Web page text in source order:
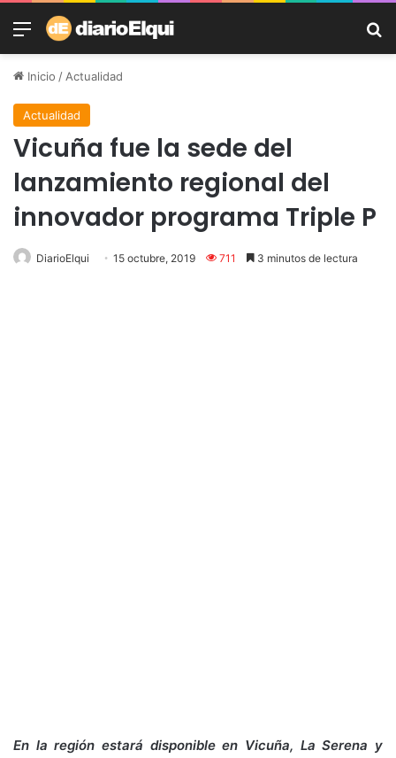
Menú
Inicio /Actualidad
Actualidad
Vicuña fue la sede del
lanzamiento regional del
innovador programa Triple P
DiarioElqui 15 octubre, 2019 711 3 minutos de lectura
En la región estará disponible en Vicuña, La Serena y